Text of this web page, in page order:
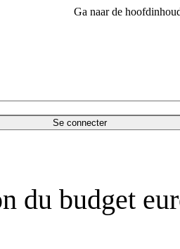
Ga naar de
Se connecter
du budget